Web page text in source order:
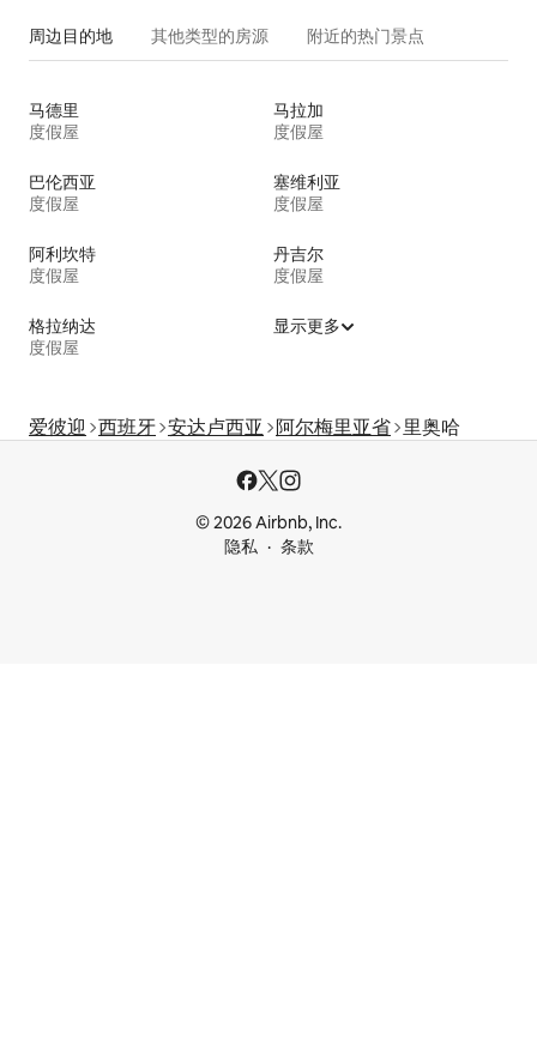
周边目的地 其他类型的房源 附近的热门景点
马德里
度假屋
马拉加
度假屋
巴伦西亚
度假屋
塞维利亚
度假屋
阿利坎特
度假屋
丹吉尔
度假屋
格拉纳达
度假屋
显示更多
爱彼迎 西班牙 安达卢西亚 阿尔梅里亚省 里奥哈
© 2026 Airbnb, Inc.
隐私
条款